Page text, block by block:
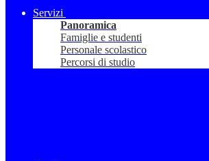
Servizi
Panoramica
Famiglie e studenti
Personale scolastico
Percorsi di studio